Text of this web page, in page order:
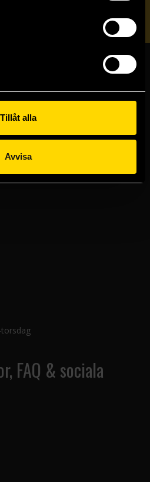
Tillåt alla
Avvisa
FAQ & sociala